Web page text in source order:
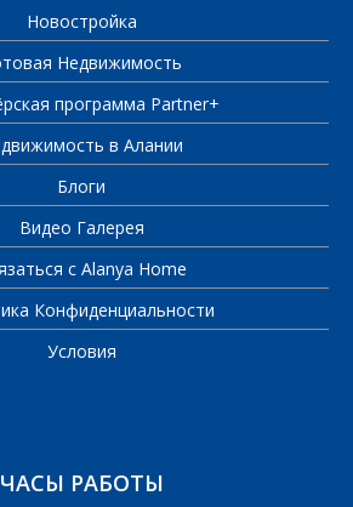
Новостройка
Недвижимость
программа Partner+
в Алании
Блоги
Видео Галерея
с Alanya Home
Конфиденциальности
Условия
ЧАСЫ РАБОТЫ